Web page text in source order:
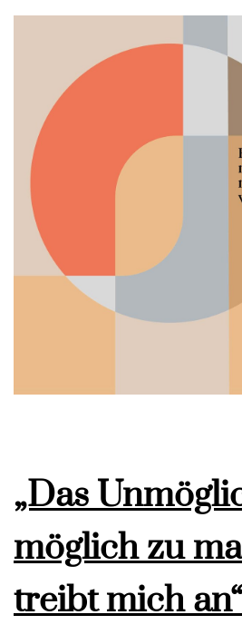
„Das
möglich zu
treibt mich an“